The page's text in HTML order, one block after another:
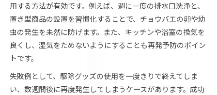
用する方法が有効です。例えば、週に一度の排水口洗浄と、
置き型商品の設置を習慣化することで、チョウバエの卵や幼
虫の発生を未然に防げます。また、キッチンや浴室の換気を
良くし、湿気をためないようにすることも再発予防のポイン
トです。
失敗例として、駆除グッズの使用を一度きりで終えてしま
い、数週間後に再度発生してしまうケースがあります。成功